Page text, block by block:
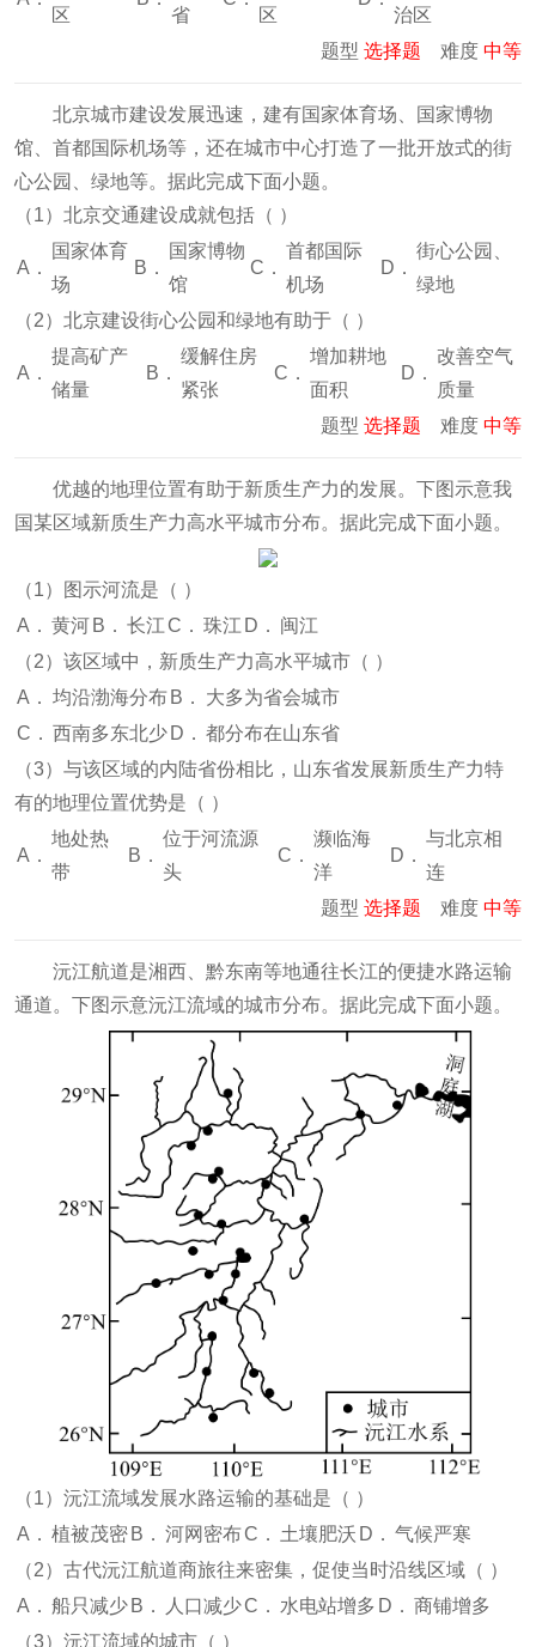
区
省
区
治区
题型 选择题 难度 中等
北京城市建设发展迅速，建有国家体育场、国家博物
馆、首都国际机场等，还在城市中心打造了一批开放式的街
心公园、绿地等。据此完成下面小题。
（1）北京交通建设成就包括（ ）
A．
国家体育
场
B．
国家博物
馆
C．
首都国际
机场
D．
街心公园、
绿地
（2）北京建设街心公园和绿地有助于（ ）
A．
提高矿产
储量
B．
缓解住房
紧张
C．
增加耕地
面积
D．
改善空气
质量
题型 选择题 难度 中等
优越的地理位置有助于新质生产力的发展。下图示意我
国某区域新质生产力高水平城市分布。据此完成下面小题。
（1）图示河流是（ ）
A． 黄河 B． 长江C． 珠江 D． 闽江
（2）该区域中，新质生产力高水平城市（ ）
A． 均沿渤海分布 B．
大多为省会城市
C． 西南多东北少 D． 都分布在山东省
（3）与该区域的内陆省份相比，山东省发展新质生产力特
有的地理位置优势是（ ）
A．
地处热
带
B．
位于河流源
头
C．
濒临海
洋
D．
与北京相
连
题型 选择题 难度 中等
沅江航道是湘西、黔东南等地通往长江的便捷水路运输
通道。下图示意沅江流域的城市分布。据此完成下面小题。
（1）沅江流域发展水路运输的基础是（ ）
A． 植被茂密 B． 河网密布C． 土壤肥沃 D． 气候严寒
（2）古代沅江航道商旅往来密集，促使当时沿线区域（ ）
A． 船只减少 B． 人口减少C． 水电站增多 D． 商铺增多
（3）沅江流域的城市（ ）